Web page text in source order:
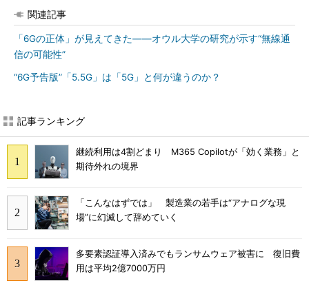
関連記事
「6Gの正体」が見えてきた――オウル大学の研究が示す“無線通
信の可能性”
“6G予告版”「5.5G」は「5G」と何が違うのか？
記事ランキング
継続利用は4割どまり M365 Copilotが「効く業務」と
期待外れの境界
「こんなはずでは」 製造業の若手は“アナログな現
場”に幻滅して辞めていく
多要素認証導入済みでもランサムウェア被害に 復旧費
用は平均2億7000万円